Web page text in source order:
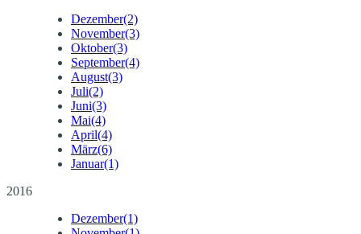
Dezember(2)
November(3)
Oktober(3)
September(4)
August(3)
Juli(2)
Juni(3)
Mai(4)
April(4)
März(6)
Januar(1)
2016
Dezember(1)